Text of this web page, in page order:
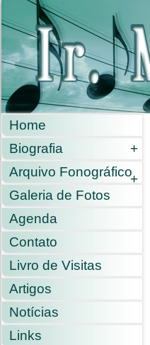
Home
Biografia
+
Arquivo Fonográfico+
Galeria de Fotos
Agenda
Contato
Livro de Visitas
Artigos
Notícias
Links